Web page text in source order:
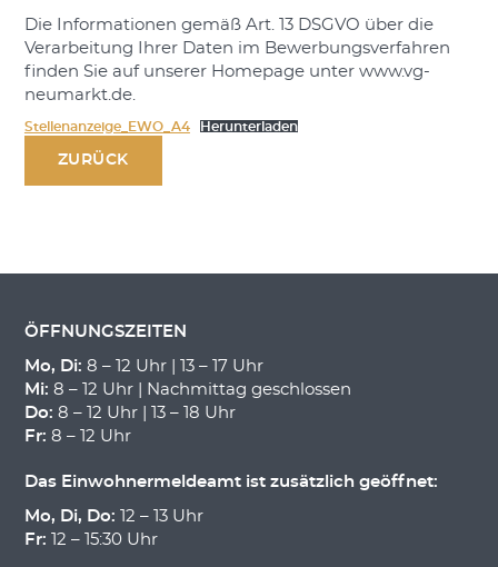
Die Informationen gemäß Art. 13 DSGVO über die
Verarbeitung Ihrer Daten im Bewerbungsverfahren
finden Sie auf unserer Homepage unter www.vg-
neumarkt.de.
Stellenanzeige_EWO_A4 Herunterladen
ZURÜCK
ÖFFNUNGSZEITEN
Mo, Di: 8 – 12 Uhr | 13 – 17 Uhr
Mi: 8 – 12 Uhr | Nachmittag geschlossen
Do: 8 – 12 Uhr | 13 – 18 Uhr
Fr: 8 – 12 Uhr
Das Einwohnermeldeamt ist zusätzlich geöffnet:
Mo, Di, Do: 12 – 13 Uhr
Fr: 12 – 15:30 Uhr